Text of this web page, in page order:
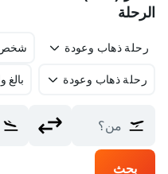
الرحلة
رحلة ذهاب وعودة شخص
رحلة ذهاب وعودة بالغ
من؟
بحث